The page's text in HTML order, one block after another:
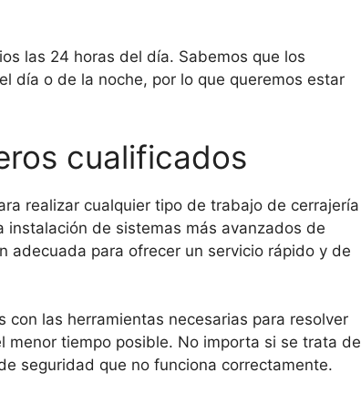
las 24 horas del día. Sabemos que los
día o de la noche, por lo que queremos estar
cualificados
realizar cualquier tipo de trabajo de cerrajería
de sistemas más avanzados de
adecuada para ofrecer un servicio rápido y de
las herramientas necesarias para resolver
tiempo posible. No importa si se trata de
seguridad que no funciona correctamente.